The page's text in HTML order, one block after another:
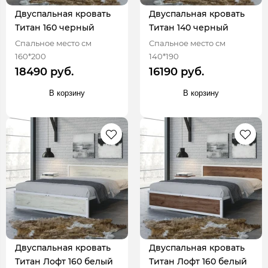
Двуспальная кровать
Титан 160 черный
Спальное место см
160*200
18490 руб.
В корзину
Двуспальная кровать
Титан 140 черный
Спальное место см
140*190
16190 руб.
В корзину
Двуспальная кровать
Титан Лофт 160 белый
Двуспальная кровать
Титан Лофт 160 белый